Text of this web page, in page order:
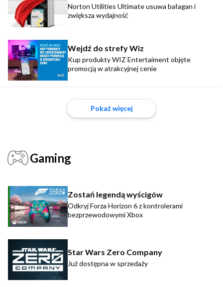
Norton Utilities Ultimate usuwa bałagan i
zwiększa wydajność
Wejdź do strefy Wiz
Kup produkty WIZ Entertaiment objęte
promocją w atrakcyjnej cenie
Pokaż więcej
Gaming
Zostań legendą wyścigów
Odkryj Forza Horizon 6 z kontrolerami
bezprzewodowymi Xbox
Star Wars Zero Company
Już dostępna w sprzedaży